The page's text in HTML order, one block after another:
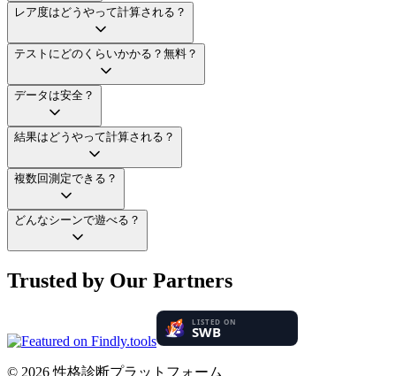
レア度はどうやって計算される？
テストにどのくらいかかる？無料？
データは安全？
結果はどうやって計算される？
複数回測定できる？
どんなシーンで遊べる？
Trusted by Our Partners
© 2026性格診断プラットフォーム